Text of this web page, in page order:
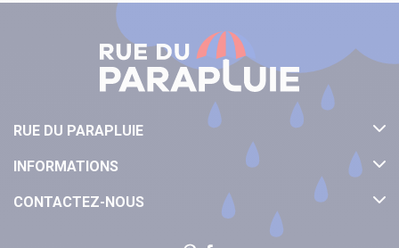
RUE DU PARAPLUIE
INFORMATIONS
CONTACTEZ-NOUS